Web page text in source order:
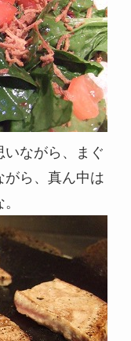
いながら、まぐ
がら、真ん中は